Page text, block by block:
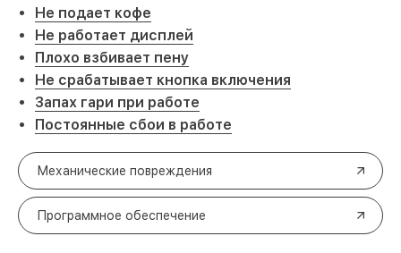
Не подает кофе
Не работает дисплей
Плохо взбивает пену
Не срабатывает кнопка включения
Запах гари при работе
Постоянные сбои в работе
Механические повреждения
Программное обеспечение